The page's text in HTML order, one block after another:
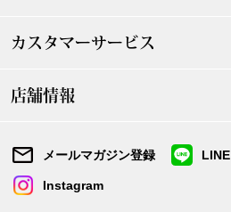
カスタマーサービス
店舗情報
メールマガジン登録 LINE
Instagram